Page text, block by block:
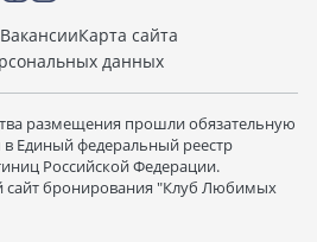
ВакансииКарта сайта
данных
размещения прошли обязательную
Единый федеральный реестр
Российской Федерации.
бронирования "Клуб Любимых